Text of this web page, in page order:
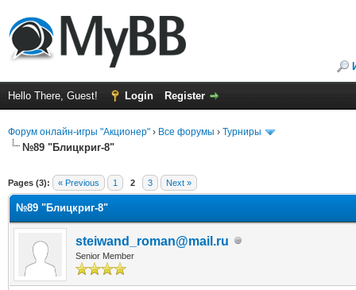
Hello There, Guest! Login Register
Форум онлайн-игры "Акционер" › Все форумы › Турниры
№89 "Блицкриг-8"
Pages (3): « Previous 1 2 3 Next »
№89 "Блицкриг-8"
steiwand_roman@mail.ru
Senior Member